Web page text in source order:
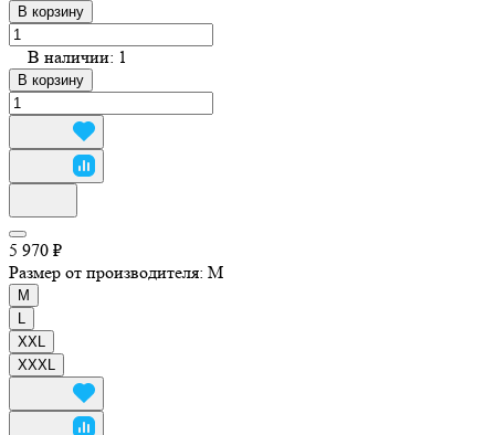
В корзину
В наличии: 1
В корзину
5 970 ₽
Размер от производителя: M
M
XXL
XXXL